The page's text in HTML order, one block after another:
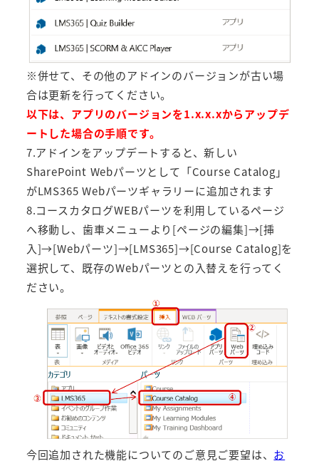
※併せて、その他のアドインのバージョンが古い場
合は更新を行ってください。
以下は、アプリのバージョンを1.x.x.xからアップデ
ートした場合の手順です。
7.アドインをアップデートすると、新しい
SharePoint Webパーツとして「Course Catalog」
がLMS365 Webパーツギャラリーに追加されます
8.コースカタログWEBパーツを利用しているページ
へ移動し、歯車メニューより[ページの編集]→[挿
入]→[Webパーツ]→[LMS365]→[Course Catalog]を
選択して、既存のWebパーツとの入替えを行ってく
ださい。
今回追加された機能についてのご意見ご要望は、 お